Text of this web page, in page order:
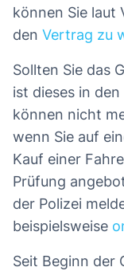
können Sie laut
den Vertrag zu
Sollten Sie das
ist dieses in
können nicht
wenn Sie auf
Kauf einer
Prüfung
der Polizei
beispielsweise
Seit Beginn der